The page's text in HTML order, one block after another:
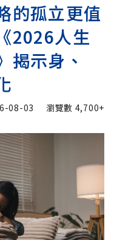
的孤立更值
2026人生
揭示身、
08-03 瀏覽數 4,700+